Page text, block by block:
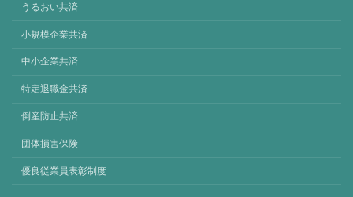
うるおい共済
小規模企業共済
中小企業共済
特定退職金共済
倒産防止共済
団体損害保険
優良従業員表彰制度